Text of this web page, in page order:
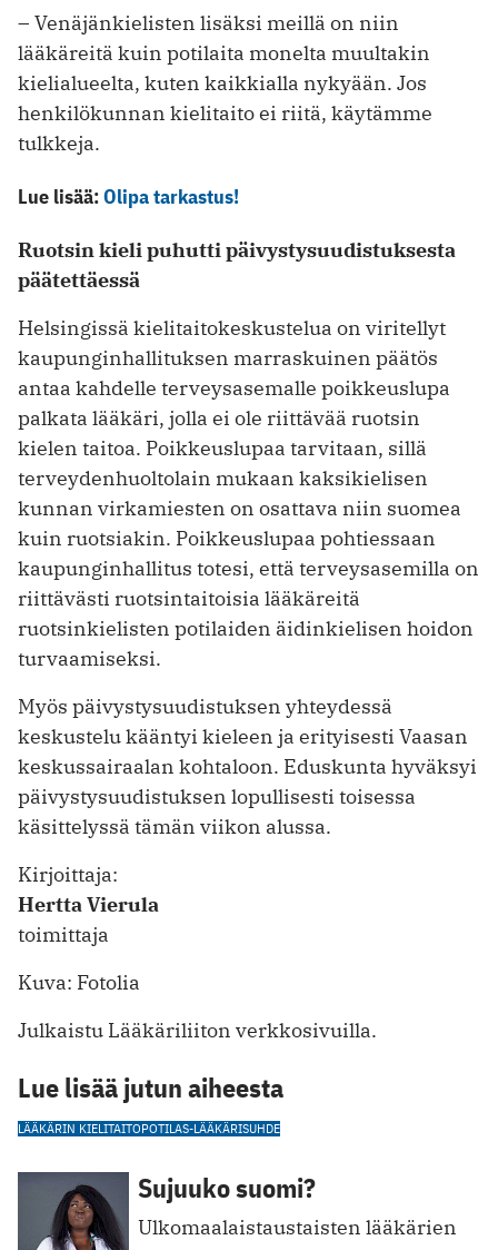
– Venäjänkielisten lisäksi meillä on niin
lääkäreitä kuin potilaita monelta muultakin
kielialueelta, kuten kaikkialla nykyään. Jos
henkilökunnan kielitaito ei riitä, käytämme
tulkkeja.
Lue lisää:Olipa tarkastus!
Ruotsin kieli puhutti päivystysuudistuksesta
päätettäessä
Helsingissä kielitaitokeskustelua on viritellyt
kaupunginhallituksen marraskuinen päätös
antaa kahdelle terveysasemalle poikkeuslupa
palkata lääkäri, jolla ei ole riittävää ruotsin
kielen taitoa. Poikkeuslupaa tarvitaan, sillä
terveydenhuoltolain mukaan kaksikielisen
kunnan virkamiesten on osattava niin suomea
kuin ruotsiakin. Poikkeuslupaa pohtiessaan
kaupunginhallitus totesi, että terveysasemilla on
riittävästi ruotsintaitoisia lääkäreitä
ruotsinkielisten potilaiden äidinkielisen hoidon
turvaamiseksi.
Myös päivystysuudistuksen yhteydessä
keskustelu kääntyi kieleen ja erityisesti Vaasan
keskussairaalan kohtaloon. Eduskunta hyväksyi
päivystysuudistuksen lopullisesti toisessa
käsittelyssä tämän viikon alussa.
Kirjoittaja:
Hertta Vierula
toimittaja
Kuva: Fotolia
Julkaistu Lääkäriliiton verkkosivuilla.
Lue lisää jutun aiheesta
LÄÄKÄRIN KIELITAITOPOTILAS-LÄÄKÄRISUHDE
Sujuuko suomi?
Ulkomaalaistaustaisten lääkärien